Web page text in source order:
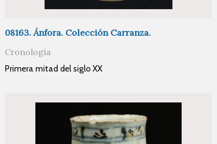
08163. Ánfora. Colección Carranza.
Cronología
Primera mitad del siglo XX